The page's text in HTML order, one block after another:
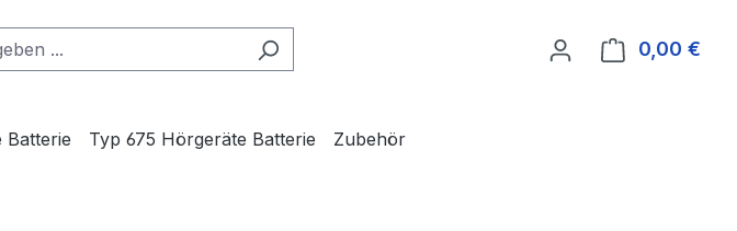
0,00 €
Batterie Typ 675 Hörgeräte Batterie Zubehör